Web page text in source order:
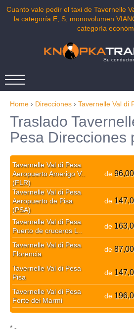
Cuanto vale pedir el taxi de Tavernelle
la categoría E, S, monovolumen
categoría
Su
Home › Direcciones › Tavernelle Val di
Traslado
Pesa Direcciones
Tavernelle Val di Pesa
Aeropuerto Amerigo V..
(FLR)
de 96,00
Tavernelle Val di Pesa
Aeropuerto de Pisa
(PSA)
de
Tavernelle Val di Pesa
Puerto de cruceros L..
de
Tavernelle Val di Pesa
Florencia
de 87,00
Tavernelle Val di Pesa
Pisa
de
Tavernelle Val di Pesa
Forte dei Marmi
de
* -